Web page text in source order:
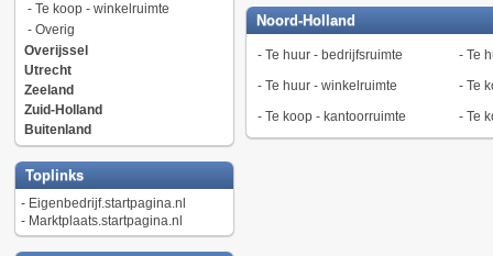
- Te koop - winkelruimte
- Overig
Overijssel
Utrecht
Zeeland
Zuid-Holland
Buitenland
Toplinks
- Eigenbedrijf.startpagina.nl
- Marktplaats.startpagina.nl
Noord-Holland
- Te huur - bedrijfsruimte - Te
- Te huur - winkelruimte - Te
- Te koop - kantoorruimte - Te